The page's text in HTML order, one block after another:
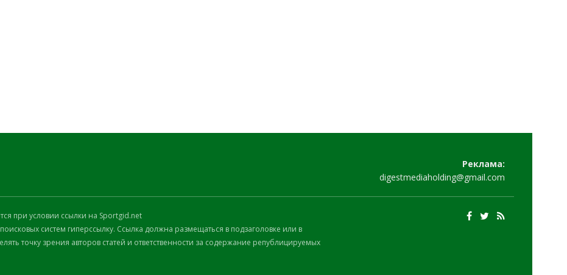
Реклама:
digestmediaholding@gmail.com
при условии ссылки на Sportgid.net
систем гиперссылку. Ссылка должна размещаться в подзаголовке или в
точку зрения авторов статей и ответственности за содержание републицируемых